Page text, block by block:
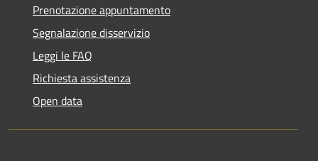
Prenotazione appuntamento
Segnalazione disservizio
Leggi le FAQ
Richiesta assistenza
Open data